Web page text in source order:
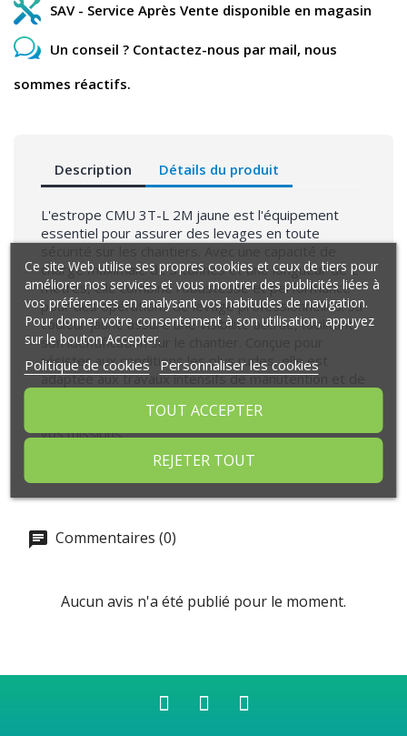
SAV - Service Après Vente disponible en magasin
Un conseil ? Contactez-nous par mail, nous
sommes réactifs.
Description Détails du produit
L'estrope CMU 3T-L 2M jaune est l'équipement
essentiel pour assurer des levages en toute
charge maximale de 3 tonnes et une longueur de 2
mètres, elle combine robustesse et performance
pour des opérations de levage professionnelles. Sa
couleur jaune assure une visibilité accrue, facilitant
son identification sur le chantier. Conçue pour
résister aux conditions les plus rudes, elle est
adaptée aux travaux intensifs de manutention et de
durabilité et une sécurité optimales pour toutes
vos missions.
Commentaires (0)
Aucun avis n'a été publié pour le moment.
Ce site Web utilise ses propres cookies et ceux de tiers pour
améliorer nos services et vous montrer des publicités liées à
vos préférences en analysant vos habitudes de navigation.
Pour donner votre consentement à son utilisation, appuyez
sur le bouton Accepter.
Politique de cookies Personnaliser les cookies
REJETER TOUT
TOUT ACCEPTER